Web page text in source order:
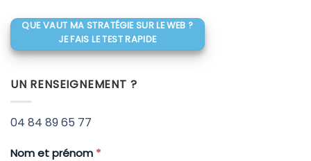
QUE VAUT MA STRATÉGIE SUR LE WEB ?
JE FAIS LE TEST RAPIDE
UN RENSEIGNEMENT ?
04 84 89 65 77
Nom et prénom *